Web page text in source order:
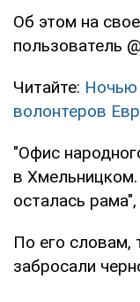
Об этом на
пользователь
Читайте: Ночью
волонтеров
"Офис
в
осталась
По его словам,
забросали